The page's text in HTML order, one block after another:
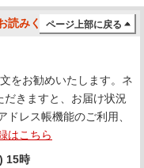
読みくださいページ上部に戻る
をお勧めいたします。ネ
きますと、お届け状況
レス帳機能のご利用、
はこちら
15時